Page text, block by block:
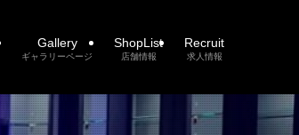
Gallery
ギャラリーページ
ShopList
店舗情報
Recruit
求人情報